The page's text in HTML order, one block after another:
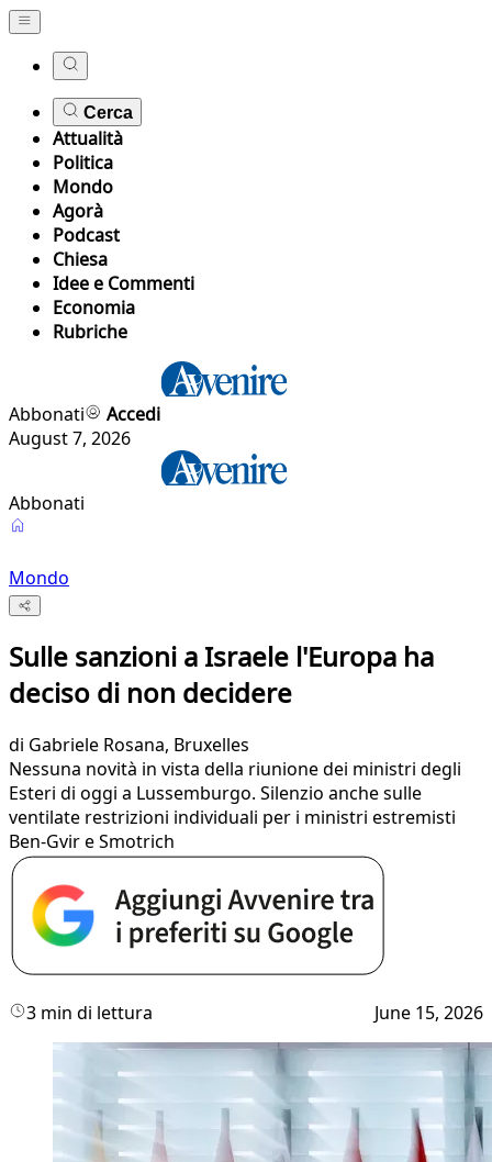
Cerca
Attualità
Politica
Mondo
Agorà
Podcast
Chiesa
Idee e Commenti
Economia
Rubriche
Abbonati
Accedi
August 7, 2026
Abbonati
Mondo
Sulle sanzioni a Israele l'Europa ha
deciso di non decidere
di Gabriele Rosana, Bruxelles
Nessuna novità in vista della riunione dei ministri degli
Esteri di oggi a Lussemburgo. Silenzio anche sulle
ventilate restrizioni individuali per i ministri estremisti
Ben-Gvir e Smotrich
3 min di lettura June 15, 2026